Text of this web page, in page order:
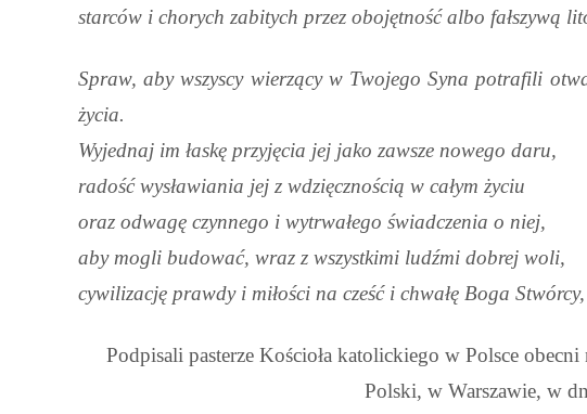
starców i chorych zabitych przez obojętność albo fałszywą
Spraw, aby wszyscy wierzący w Twojego Syna potrafili
życia.
Wyjednaj im łaskę przyjęcia jej jako zawsze nowego daru,
radość wysławiania jej z wdzięcznością w całym życiu
oraz odwagę czynnego i wytrwałego świadczenia o niej,
aby mogli budować, wraz z wszystkimi ludźmi dobrej woli,
cywilizację prawdy i miłości na cześć i chwałę Boga
Podpisali pasterze Kościoła katolickiego w Polsce
Polski, w Warszawie, w